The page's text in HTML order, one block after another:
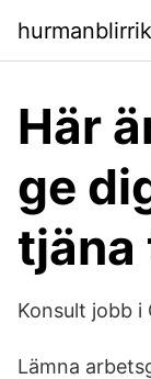
Här
ge
tjäna
Konsult jobb i
Lämna